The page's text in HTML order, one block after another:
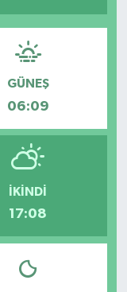
GÜNEŞ
06:09
İKINDI
17:08